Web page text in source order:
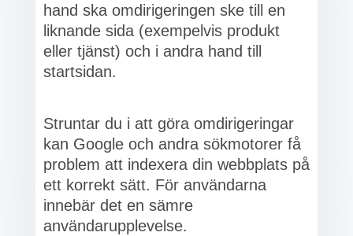
hand ska omdirigeringen ske till en
liknande sida (exempelvis produkt
eller tjänst) och i andra hand till
startsidan.
Struntar du i att göra omdirigeringar
kan Google och andra sökmotorer få
problem att indexera din webbplats på
ett korrekt sätt. För användarna
innebär det en sämre
användarupplevelse.